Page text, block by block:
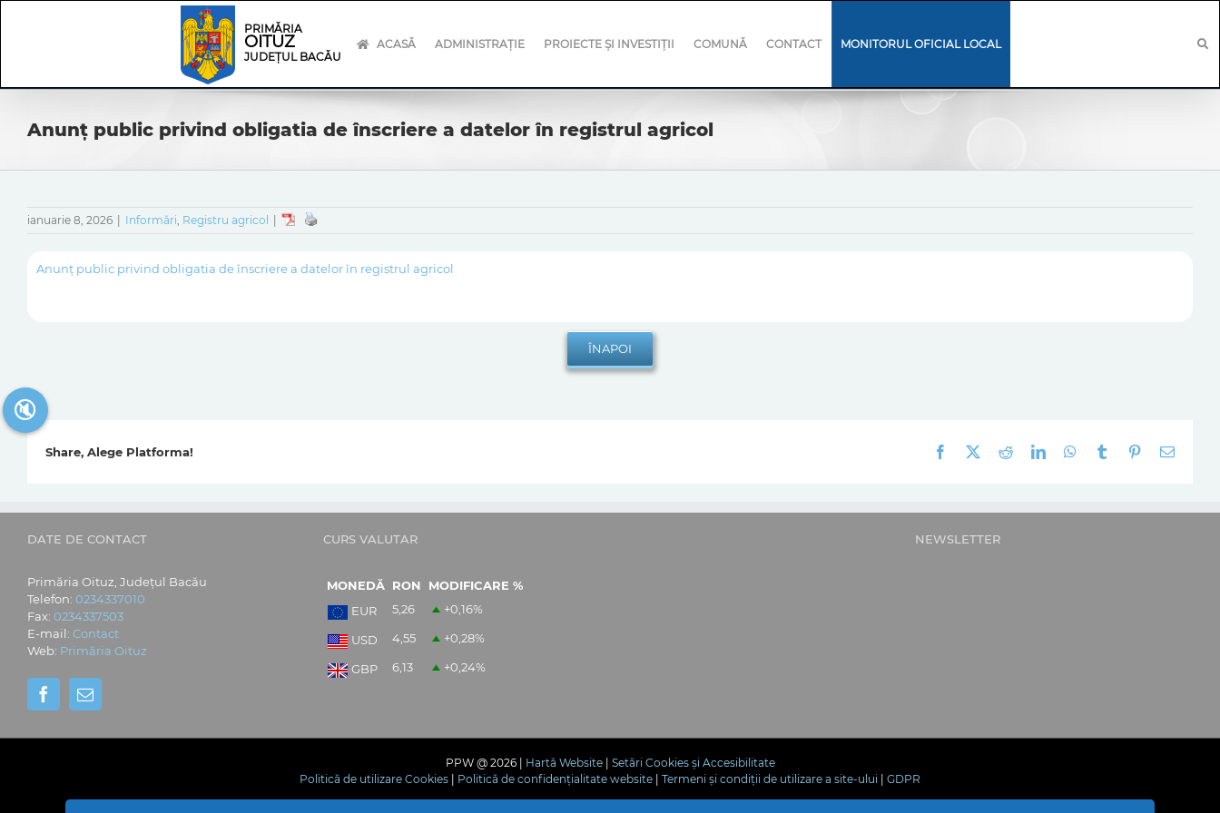
PRIMĂRIA
OITUZ
JUDEȚUL BACĂU
ACASĂ ADMINISTRAȚIE PROIECTE ȘI INVESTIȚII COMUNĂ CONTACT MONITORUL OFICIAL LOCAL
Anunț public privind obligatia de înscriere a datelor în registrul agricol
ianuarie 8, 2026 Informări, Registru agricol
Anunț public privind obligatia de înscriere a datelor în registrul agricol
Share, Alege Platforma! Facebook RedditLinkedInWhatsApp
Tumblr Pinterest
E-
DATE DE CONTACT
Primăria Oituz, Județul Bacău
Telefon: 0234337010
Fax: 0234337503
E-mail: Contact
Web: Primăria Oituz
CURS VALUTAR
MONEDĂ RON
MODIFICARE %
EUR
5,26 +0,16%
USD 4,55 +0,28%
GBP 6,13 +0,24%
NEWSLETTER
PPW @ 2026 | Hartă Website| Setări Cookies și Accesibilitate
Politică de utilizare Cookies
Politică de confidențialitate website Termeni și condiții de utilizare a site-ului GDPR
🔇